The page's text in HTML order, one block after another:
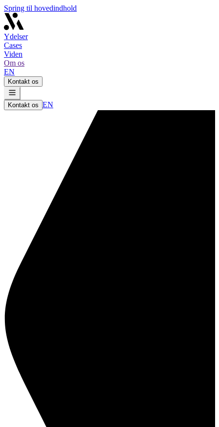
Spring til hovedindhold
Ydelser
Cases
Viden
Om os
EN
Kontakt os
Kontakt os EN